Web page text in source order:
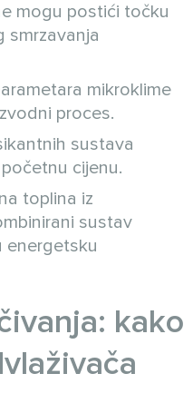
mogu postići točku
smrzavanja
mikroklime
proces.
sustava
cijenu.
toplina iz
sustav
energetsku
kako